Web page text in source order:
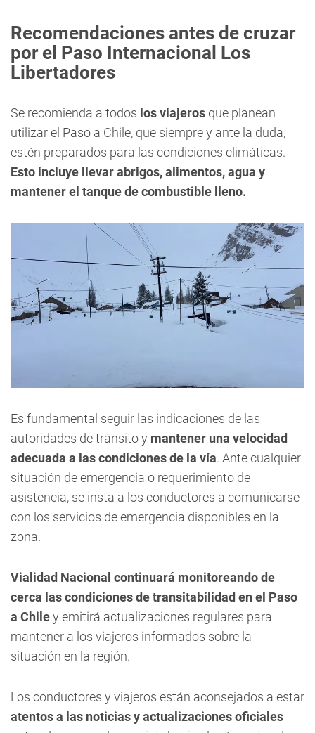
Recomendaciones antes de cruzar
por el Paso Internacional Los
Libertadores
Se recomienda a todos los viajeros que planean
utilizar el Paso a Chile, que siempre y ante la duda,
estén preparados para las condiciones climáticas.
Esto incluye llevar abrigos, alimentos, agua y
mantener el tanque de combustible lleno.
Es fundamental seguir las indicaciones de las
autoridades de tránsito y mantener una velocidad
adecuada a las condiciones de la vía. Ante cualquier
situación de emergencia o requerimiento de
asistencia, se insta a los conductores a comunicarse
con los servicios de emergencia disponibles en la
zona.
Vialidad Nacional continuará monitoreando de
cerca las condiciones de transitabilidad en el Paso
a Chiley emitirá actualizaciones regulares para
mantener a los viajeros informados sobre la
situación en la región.
Los conductores y viajeros están aconsejados a estar
atentos a las noticias y actualizaciones oficiales